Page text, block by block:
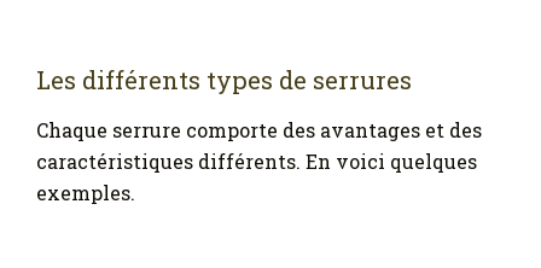
Les différents types de serrures
Chaque serrure comporte des avantages et des
caractéristiques différents. En voici quelques
exemples.